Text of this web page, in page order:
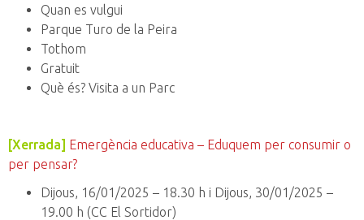
Quan es vulgui
Parque Turo de la Peira
Tothom
Gratuit
Què és? Visita a un Parc
[Xerrada] Emergència educativa – Eduquem per consumir o
per pensar?
Dijous, 16/01/2025 – 18.30 h i Dijous, 30/01/2025 –
19.00 h (CC El Sortidor)